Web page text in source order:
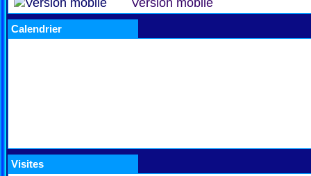
Version mobile
Calendrier
Visites